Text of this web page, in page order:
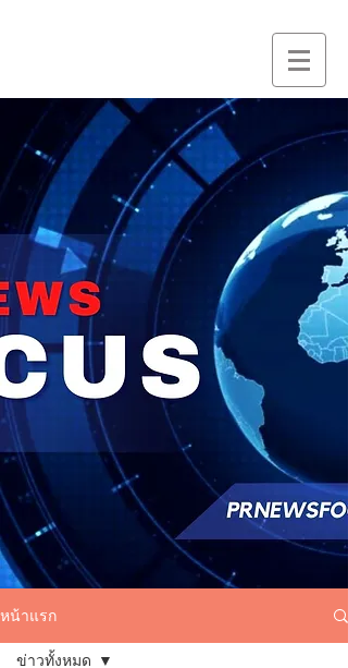
หน้าแรก
ข่าวทั้งหมด